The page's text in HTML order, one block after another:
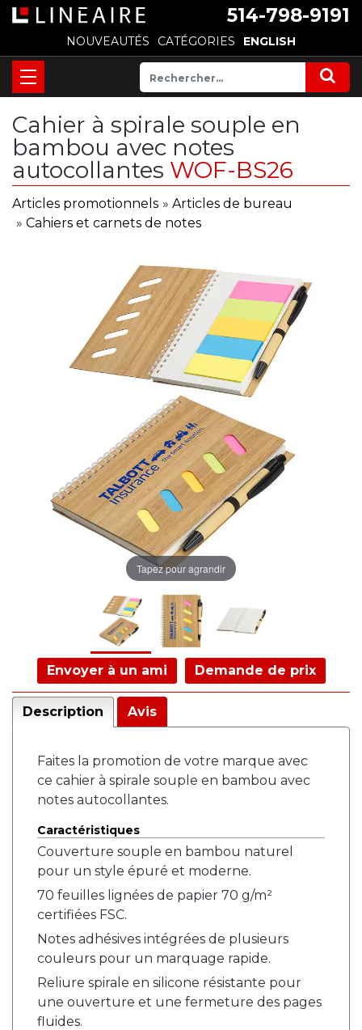
514-798-9191
NOUVEAUTÉS CATÉGORIES ENGLISH
Cahier à spirale souple en
bambou avec notes
autocollantes WOF-BS26
Articles promotionnels » Articles de bureau
» Cahiers et carnets de notes
Tapez pour agrandir
Envoyer à un ami Demande de prix
Description Avis
Faites la promotion de votre marque avec
ce cahier à spirale souple en bambou avec
notes autocollantes.
Caractéristiques
Couverture souple en bambou naturel
pour un style épuré et moderne.
70 feuilles lignées de papier 70 g/m²
certifiées FSC.
Notes adhésives intégrées de plusieurs
couleurs pour un marquage rapide.
Reliure spirale en silicone résistante pour
une ouverture et une fermeture des pages
fluides.